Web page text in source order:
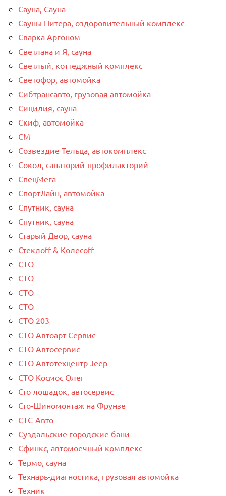
Сауна, Сауна
Сауны Питера, оздоровительный комплекс
Сварка Аргоном
Светлана и Я, сауна
Светлый, коттеджный комплекс
Светофор, автомойка
Сибтрансавто, грузовая автомойка
Сицилия, сауна
Скиф, автомойка
СМ
Созвездие Тельца, автокомплекс
Сокол, санаторий-профилакторий
СпецМега
СпортЛайн, автомойка
Спутник, сауна
Спутник, сауна
Старый Двор, сауна
Стеклоff & Колесоff
СТО
СТО
СТО
СТО
СТО 203
СТО Автоарт Сервис
СТО Автосервис
СТО Автотехцентр Jeep
СТО Космос Олег
Сто лошадок, автосервис
Сто-Шиномонтаж на Фрунзе
СТС-Авто
Суздальские городские бани
Сфинкс, автомоечный комплекс
Термо, сауна
Технарь-диагностика, грузовая автомойка
Техник